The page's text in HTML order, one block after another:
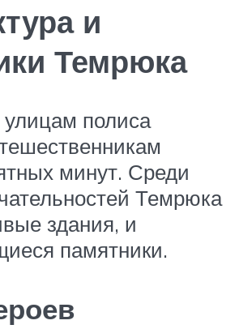
и
Темрюка
улицам полиса
минут. Среди
Темрюка
здания, и
памятники.